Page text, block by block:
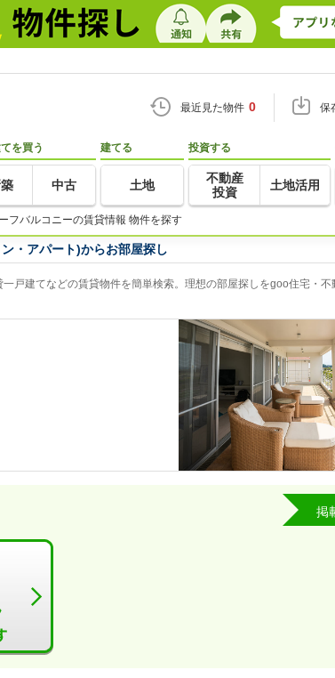
最近見た物件 0 保
を買う
中古
建てる
土地
投資する
不動産
投資
土地活用
フバルコニーの賃貸情報 物件を探す
・アパート)からお部屋探し
戸建てなどの賃貸物件を簡単検索。理想の部屋探しをgoo住宅・不
掲